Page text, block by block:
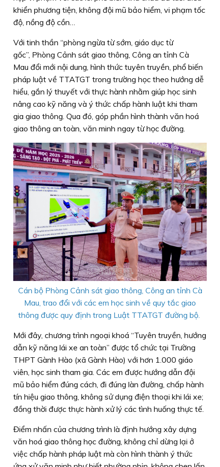
khiển phương tiện, không đội mũ bảo hiểm, vi phạm tốc
độ, nồng độ cồn…
Với tinh thần “phòng ngừa từ sớm, giáo dục từ
gốc”, Phòng Cảnh sát giao thông, Công an tỉnh Cà
Mau đổi mới nội dung, hình thức tuyên truyền, phổ biến
pháp luật về TTATGT trong trường học theo hướng dễ
hiểu, gắn lý thuyết với thực hành nhằm giúp học sinh
nâng cao kỹ năng và ý thức chấp hành luật khi tham
gia giao thông. Qua đó, góp phần hình thành văn hoá
giao thông an toàn, văn minh ngay từ học đường.
Cán bộ Phòng Cảnh sát giao thông, Công an tỉnh Cà
Mau, trao đổi với các em học sinh về quy tắc giao
thông được quy định trong Luật TTATGT đường bộ.
Mới đây, chương trình ngoại khoá “Tuyên truyền, hướng
dẫn kỹ năng lái xe an toàn” được tổ chức tại Trường
THPT Gành Hào (xã Gành Hào) với hơn 1.000 giáo
viên, học sinh tham gia. Các em được hướng dẫn đội
mũ bảo hiểm đúng cách, đi đúng làn đường, chấp hành
tín hiệu giao thông, không sử dụng điện thoại khi lái xe;
đồng thời được thực hành xử lý các tình huống thực tế.
Điểm nhấn của chương trình là định hướng xây dựng
văn hoá giao thông học đường, không chỉ dừng lại ở
việc chấp hành pháp luật mà còn hình thành ý thức